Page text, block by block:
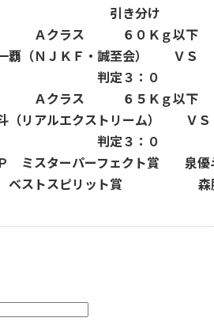
分け
Ａクラス ６０Ｋｇ以下
（ＮＪＫＦ・誠至会） ＶＳ 戸
３：０
Ａクラス ６５Ｋｇ以下
リアルエクストリーム） ＶＳ
３：０
ターパーフェクト賞 泉優斗
ピリット賞 森脇ボン健